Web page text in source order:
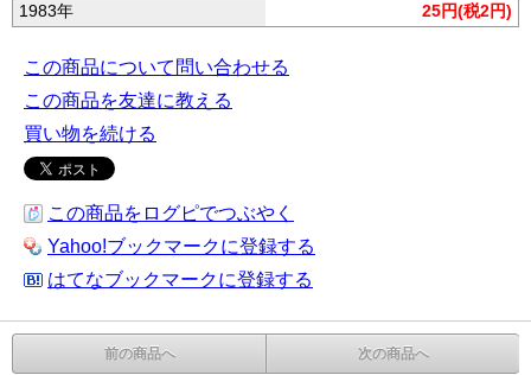
1983年
25円(税2円)
この商品について問い合わせる
この商品を友達に教える
買い物を続ける
この商品をログピでつぶやく
Yahoo!ブックマークに登録する
はてなブックマークに登録する
前の商品へ 次の商品へ